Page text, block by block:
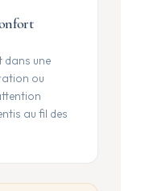
dans une
ou
au fil des